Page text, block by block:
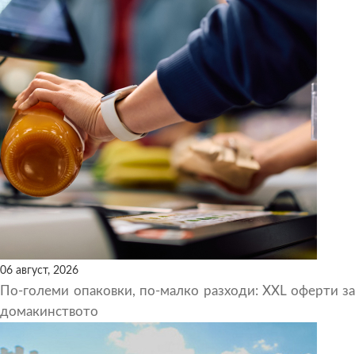
06 август, 2026
По-големи опаковки, по-малко разходи: XXL оферти за
домакинството